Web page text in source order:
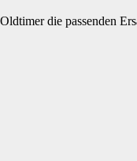
die passenden